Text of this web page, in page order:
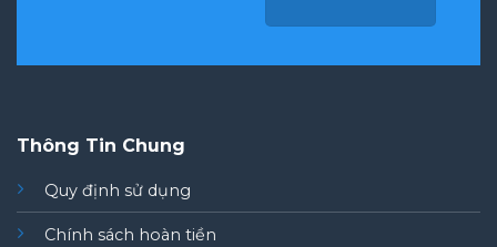
Thông Tin Chung
Quy định sử dụng
Chính sách hoàn tiền